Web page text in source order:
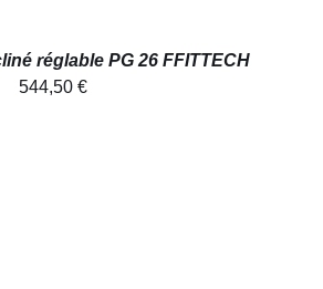
réglable PG 26 FFITTECH
544,50 €